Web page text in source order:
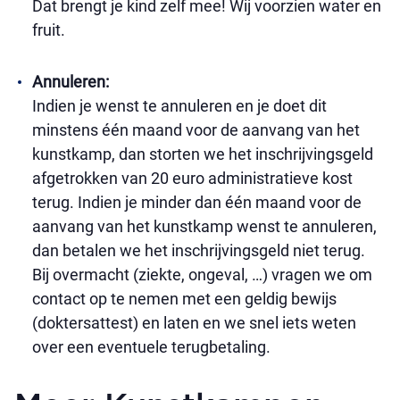
Dat brengt je kind zelf mee! Wij voorzien water en
fruit.
Annuleren:
Indien je wenst te annuleren en je doet dit
minstens één maand voor de aanvang van het
kunstkamp, dan storten we het inschrijvingsgeld
afgetrokken van 20 euro administratieve kost
terug. Indien je minder dan één maand voor de
aanvang van het kunstkamp wenst te annuleren,
dan betalen we het inschrijvingsgeld niet terug.
Bij overmacht (ziekte, ongeval, …) vragen we om
contact op te nemen met een geldig bewijs
(doktersattest) en laten en we snel iets weten
over een eventuele terugbetaling.